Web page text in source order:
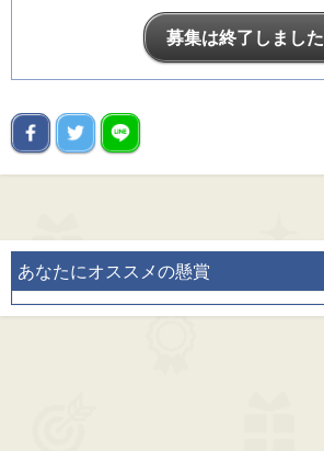
募集は終了しました
あなたにオススメの懸賞